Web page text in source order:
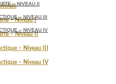
– Niveau I
– Niveau II
– Niveau III
– Niveau IV
– NIVEAU II
– NIVEAU III
– NIVEAU IV